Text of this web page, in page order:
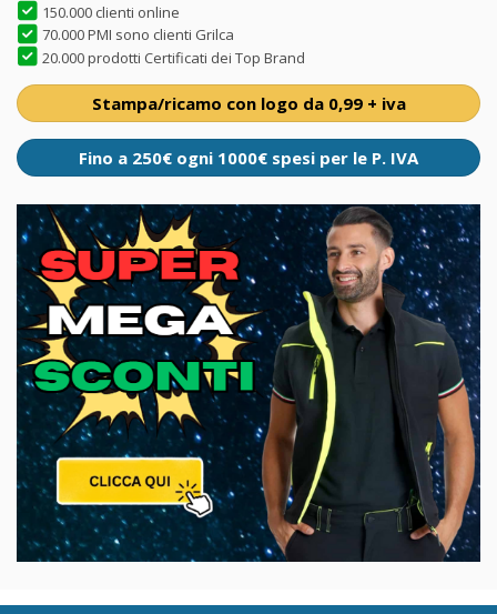
150.000 clienti online
70.000 PMI sono clienti Grilca
20.000 prodotti Certificati dei Top Brand
Stampa/ricamo con logo da 0,99 + iva
Fino a 250€ ogni 1000€ spesi per le P. IVA